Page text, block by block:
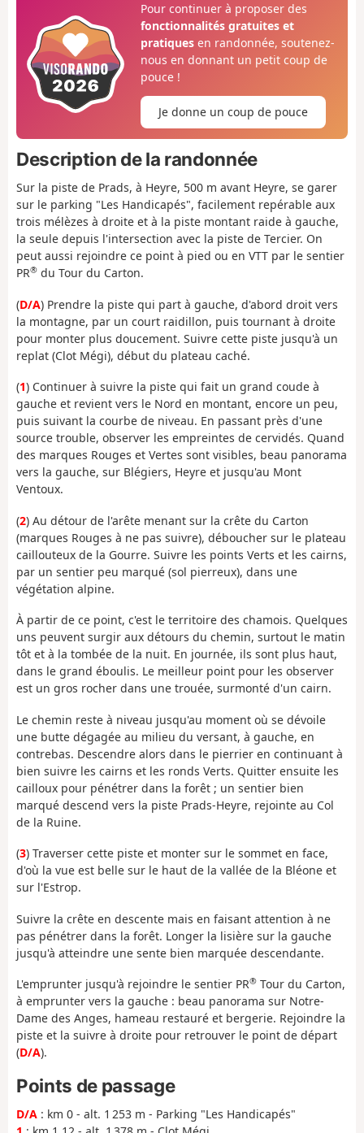
Pour continuer à proposer des
fonctionnalités gratuites et
pratiquesen randonnée, soutenez-
nous en donnant un petit coup de
pouce !
Je donne un coup de pouce
Description de la randonnée
Sur la piste de Prads, à Heyre, 500 m avant Heyre, se garer
sur le parking "Les Handicapés", facilement repérable aux
trois mélèzes à droite et à la piste montant raide à gauche,
la seule depuis l'intersection avec la piste de Tercier. On
peut aussi rejoindre ce point à pied ou en VTT par le sentier
PR® du Tour du Carton.
(D/A) Prendre la piste qui part à gauche, d'abord droit vers
la montagne, par un court raidillon, puis tournant à droite
pour monter plus doucement. Suivre cette piste jusqu'à un
replat (Clot Mégi), début du plateau caché.
(1) Continuer à suivre la piste qui fait un grand coude à
gauche et revient vers le Nord en montant, encore un peu,
puis suivant la courbe de niveau. En passant près d'une
source trouble, observer les empreintes de cervidés. Quand
des marques Rouges et Vertes sont visibles, beau panorama
vers la gauche, sur Blégiers, Heyre et jusqu'au Mont
Ventoux.
(2) Au détour de l'arête menant sur la crête du Carton
(marques Rouges à ne pas suivre), déboucher sur le plateau
caillouteux de la Gourre. Suivre les points Verts et les cairns,
par un sentier peu marqué (sol pierreux), dans une
végétation alpine.
À partir de ce point, c'est le territoire des chamois. Quelques
uns peuvent surgir aux détours du chemin, surtout le matin
tôt et à la tombée de la nuit. En journée, ils sont plus haut,
dans le grand éboulis. Le meilleur point pour les observer
est un gros rocher dans une trouée, surmonté d'un cairn.
Le chemin reste à niveau jusqu'au moment où se dévoile
une butte dégagée au milieu du versant, à gauche, en
contrebas. Descendre alors dans le pierrier en continuant à
bien suivre les cairns et les ronds Verts. Quitter ensuite les
cailloux pour pénétrer dans la forêt ; un sentier bien
marqué descend vers la piste Prads-Heyre, rejointe au Col
de la Ruine.
(3) Traverser cette piste et monter sur le sommet en face,
d'où la vue est belle sur le haut de la vallée de la Bléone et
sur l'Estrop.
Suivre la crête en descente mais en faisant attention à ne
pas pénétrer dans la forêt. Longer la lisière sur la gauche
jusqu'à atteindre une sente bien marquée descendante.
L'emprunter jusqu'à rejoindre le sentier PR® Tour du Carton,
à emprunter vers la gauche : beau panorama sur Notre-
Dame des Anges, hameau restauré et bergerie. Rejoindre la
piste et la suivre à droite pour retrouver le point de départ
(D/A).
Points de passage
D/A : km 0 - alt. 1 253 m - Parking "Les Handicapés"